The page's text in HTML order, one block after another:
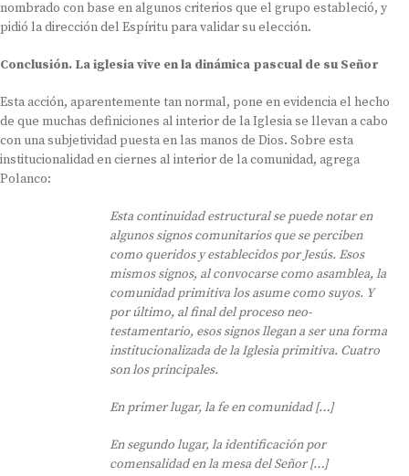
nombrado con base en algunos criterios que el grupo estableció, y
pidió la dirección del Espíritu para validar su elección.
Conclusión. La iglesia vive en la dinámica pascual de su Señor
Esta acción, aparentemente tan normal, pone en evidencia el hecho
de que muchas definiciones al interior de la Iglesia se llevan a cabo
con una subjetividad puesta en las manos de Dios. Sobre esta
institucionalidad en ciernes al interior de la comunidad, agrega
Polanco:
Esta continuidad estructural se puede notar en
algunos signos comunitarios que se perciben
como queridos y establecidos por Jesús. Esos
mismos signos, al convocarse como asamblea, la
comunidad primitiva los asume como suyos. Y
por último, al final del proceso neo-
testamentario, esos signos llegan a ser una forma
institucionalizada de la Iglesia primitiva. Cuatro
son los principales.
En primer lugar, la fe en comunidad […]
En segundo lugar, la identificación por
comensalidad en la mesa del Señor […]